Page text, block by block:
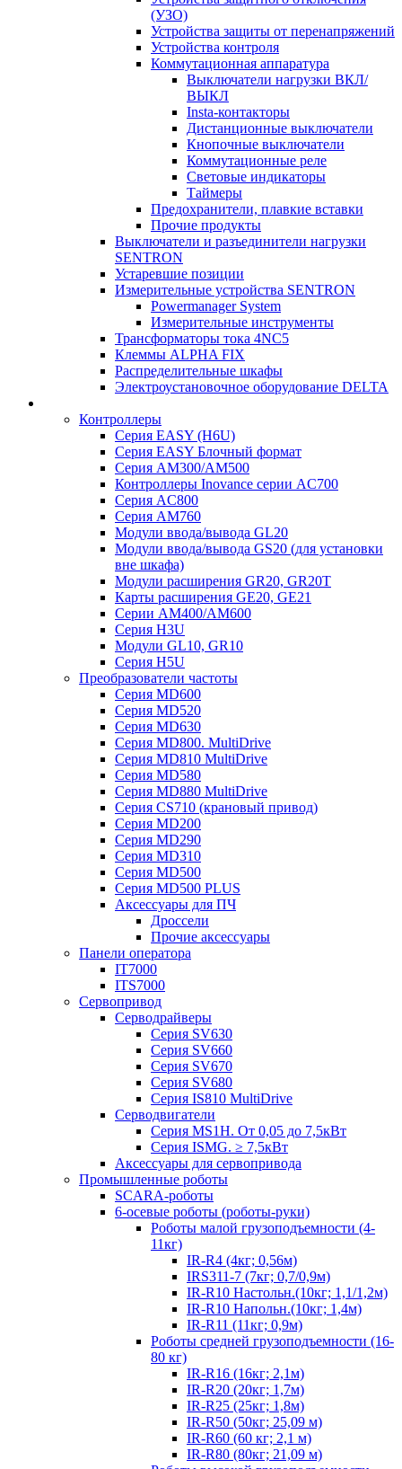
(УЗО)
Устройства защиты от перенапряжений
Устройства контроля
Коммутационная аппаратура
Выключатели нагрузки ВКЛ/
ВЫКЛ
Insta-контакторы
Дистанционные выключатели
Кнопочные выключатели
Коммутационные реле
Световые индикаторы
Таймеры
Предохранители, плавкие вставки
Прочие продукты
Выключатели и разъединители нагрузки
SENTRON
Устаревшие позиции
Измерительные устройства SENTRON
Powermanager System
Измерительные инструменты
Трансформаторы тока 4NC5
Клеммы ALPHA FIX
Распределительные шкафы
Электроустановочное оборудование DELTA
Контроллеры
Серия EASY (H6U)
Серия EASY Блочный формат
Серия AM300/AM500
Контроллеры Inovance серии AC700
Серия AC800
Серия AM760
Модули ввода/вывода GL20
Модули ввода/вывода GS20 (для установки
вне шкафа)
Модули расширения GR20, GR20T
Карты расширения GE20, GE21
Серии AM400/AM600
Серия H3U
Модули GL10, GR10
Серия H5U
Преобразователи частоты
Серия MD600
Серия MD520
Серия MD630
Серия MD800. MultiDrive
Серия MD810 MultiDrive
Серия MD580
Серия MD880 MultiDrive
Серия CS710 (крановый привод)
Серия MD200
Серия MD290
Серия MD310
Серия MD500
Серия MD500 PLUS
Аксессуары для ПЧ
Дроссели
Прочие аксессуары
Панели оператора
IT7000
ITS7000
Сервопривод
Серводрайверы
Серия SV630
Серия SV660
Серия SV670
Серия SV680
Серия IS810 MultiDrive
Серводвигатели
Серия MS1H. От 0,05 до 7,5кВт
Серия ISMG. ≥ 7,5кВт
Аксессуары для сервопривода
Промышленные роботы
SCARA-роботы
6-осевые роботы (роботы-руки)
Роботы малой грузоподъемности (4-
11кг)
IR-R4 (4кг; 0,56м)
IRS311-7 (7кг; 0,7/0,9м)
IR-R10 Настольн.(10кг; 1,1/1,2м)
IR-R10 Напольн.(10кг; 1,4м)
IR-R11 (11кг; 0,9м)
Роботы средней грузоподъемности (16-
80 кг)
IR-R16 (16кг; 2,1м)
IR-R20 (20кг; 1,7м)
IR-R25 (25кг; 1,8м)
IR-R50 (50кг; 25,09 м)
IR-R60 (60 кг; 2,1 м)
IR-R80 (80кг; 21,09 м)